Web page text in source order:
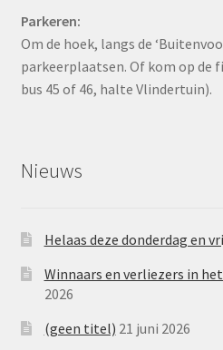
Parkeren:
Om de hoek, langs de
parkeerplaatsen. Of kom op de
bus 45 of 46, halte Vlindertuin).
Nieuws
Helaas deze donderdag en
Winnaars en verliezers in
2026
(geen titel) 21 juni 2026